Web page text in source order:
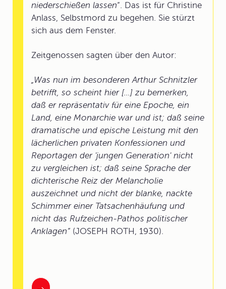
niederschießen lassen“. Das ist für Christine
Anlass, Selbstmord zu begehen. Sie stürzt
sich aus dem Fenster.
Zeitgenossen sagten über den Autor:
„Was nun im besonderen Arthur Schnitzler
betrifft, so scheint hier [...] zu bemerken,
daß er repräsentativ für eine Epoche, ein
Land, eine Monarchie war und ist; daß seine
dramatische und epische Leistung mit den
lächerlichen privaten Konfessionen und
Reportagen der 'jungen Generation' nicht
zu vergleichen ist; daß seine Sprache der
dichterische Reiz der Melancholie
auszeichnet und nicht der blanke, nackte
Schimmer einer Tatsachenhäufung und
nicht das Rufzeichen-Pathos politischer
Anklagen“ (JOSEPH ROTH, 1930).